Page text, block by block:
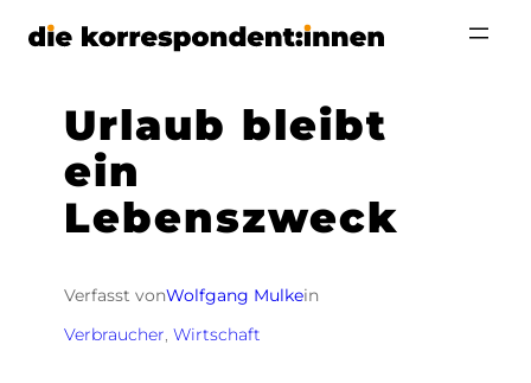
Zum
Urlaub bleibt
ein
Lebenszweck
Verfasst vonWolfgang Mulkein
Verbraucher, Wirtschaft